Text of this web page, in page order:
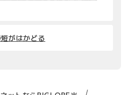
がはかどる